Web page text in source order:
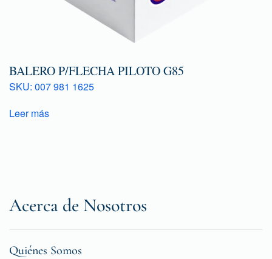
BALERO P/FLECHA PILOTO G85
SKU: 007 981 1625
Leer más
Acerca de Nosotros
Quiénes Somos